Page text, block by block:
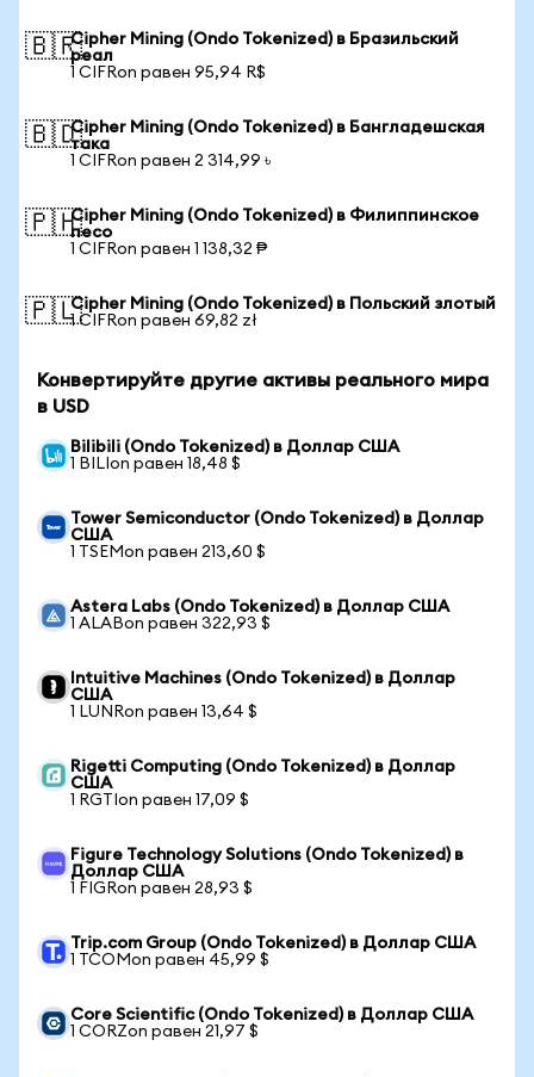
🇧🇷Cipher Mining (Ondo Tokenized) в Бразильский
реал
1 CIFRon равен 95,94 R$
🇧🇩Cipher Mining (Ondo Tokenized) в Бангладешская
така
1 CIFRon равен 2 314,99 ৳
🇵🇭Cipher Mining (Ondo Tokenized) в Филиппинское
песо
1 CIFRon равен 1 138,32 ₱
🇵🇱Cipher Mining (Ondo Tokenized) в Польский злотый
1 CIFRon равен 69,82 zł
Конвертируйте другие активы реального мира
в USD
Bilibili (Ondo Tokenized) в Доллар США
1 BILIon равен 18,48 $
Tower Semiconductor (Ondo Tokenized) в Доллар
США
1 TSEMon равен 213,60 $
Astera Labs (Ondo Tokenized) в Доллар США
1 ALABon равен 322,93 $
Intuitive Machines (Ondo Tokenized) в Доллар
США
1 LUNRon равен 13,64 $
Rigetti Computing (Ondo Tokenized) в Доллар
США
1 RGTIon равен 17,09 $
Figure Technology Solutions (Ondo Tokenized) в
Доллар США
1 FIGRon равен 28,93 $
Trip.com Group (Ondo Tokenized) в Доллар США
1 TCOMon равен 45,99 $
Core Scientific (Ondo Tokenized) в Доллар США
1 CORZon равен 21,97 $